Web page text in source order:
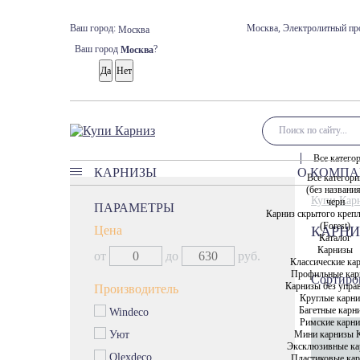
Ваш город: Москва
Ваш город Москва?
Москва, Электролитный
Все
Все
(без
черн
Карниз скрытого
(Forest)
Каталог
Карнизы
Классические
Профильные
Карнизы без
Круглые
Багетные
Римские
Мини карнизы
Эксклюзивные
КАРНИЗЫ
Классические карнизы
Профильные карнизы
Карнизы без управления
Багетные карнизы
Римские карнизы
Мини карнизы Кафе
О
ПАРАМЕТРЫ
Цена
от
до руб.
Производитель
Windeco
Уют
Olexdeco
Купи